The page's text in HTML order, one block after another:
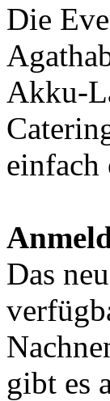
Die
Akku-
einfach
Das
gibt es